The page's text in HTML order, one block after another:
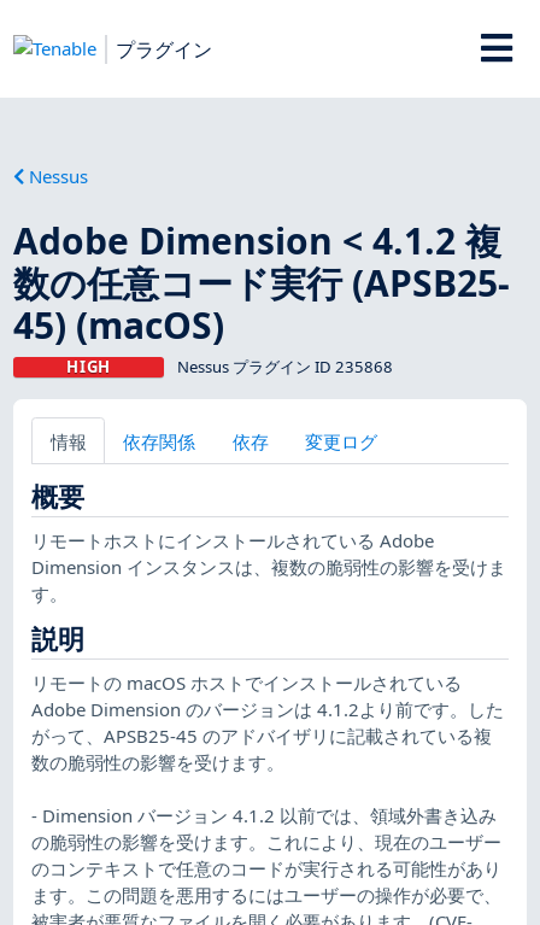
プラグイン
Nessus
Adobe Dimension < 4.1.2 複
数の任意コード実行 (APSB25-
45) (macOS)
HIGH Nessus プラグイン ID 235868
情報 依存関係 依存 変更ログ
概要
リモートホストにインストールされている Adobe
Dimension インスタンスは、複数の脆弱性の影響を受けま
す。
説明
リモートの macOS ホストでインストールされている
Adobe Dimension のバージョンは 4.1.2より前です。した
がって、APSB25-45 のアドバイザリに記載されている複
数の脆弱性の影響を受けます。
- Dimension バージョン 4.1.2 以前では、領域外書き込み
の脆弱性の影響を受けます。これにより、現在のユーザー
のコンテキストで任意のコードが実行される可能性があり
ます。この問題を悪用するにはユーザーの操作が必要で、